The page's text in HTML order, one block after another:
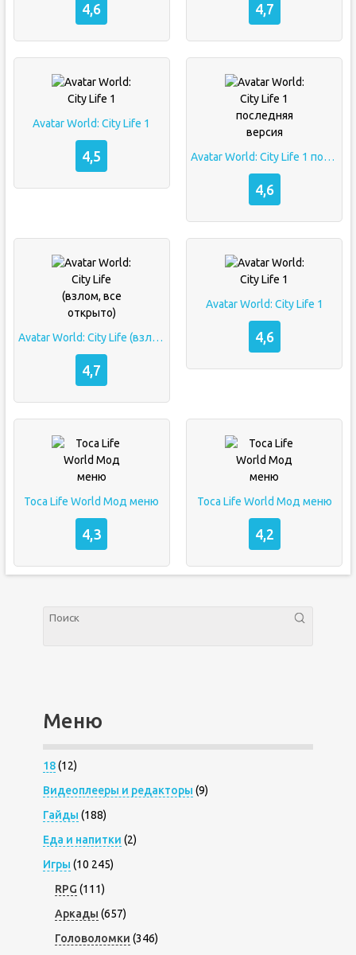
4,6 4,7
Avatar World: City Life 1
4,5 Avatar World: City Life 1 последняя версия
4,6
Avatar World: City Life (взлом, все открыто)
4,7
Avatar World: City Life 1
4,6
Toca Life World Мод меню
4,3
Toca Life World Мод меню
4,2
Меню
18(12)
Видеоплееры и редакторы (9)
Гайды (188)
Еда и напитки (2)
Игры (10 245)
RPG (111)
Аркады (657)
Головоломки (346)